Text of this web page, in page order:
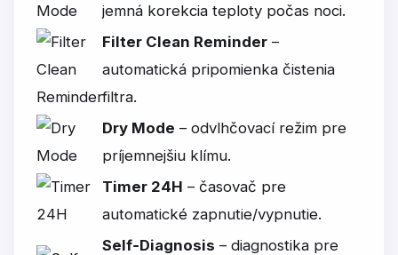
jemná korekcia teploty počas noci.
Filter Clean Reminder –
automatická pripomienka čistenia
filtra.
Dry Mode – odvlhčovací režim pre
príjemnejšiu klímu.
Timer 24H – časovač pre
automatické zapnutie/vypnutie.
Self‑Diagnosis – diagnostika pre